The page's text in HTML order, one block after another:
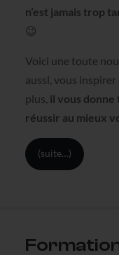
n’est jamais trop
😉
Voici une toute
aussi, vous inspirer
plus, il vous donne
réussir au mieux
(suite…)